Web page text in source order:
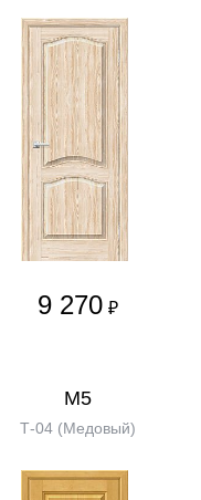
9 270 ₽
М5
Т-04 (Медовый)